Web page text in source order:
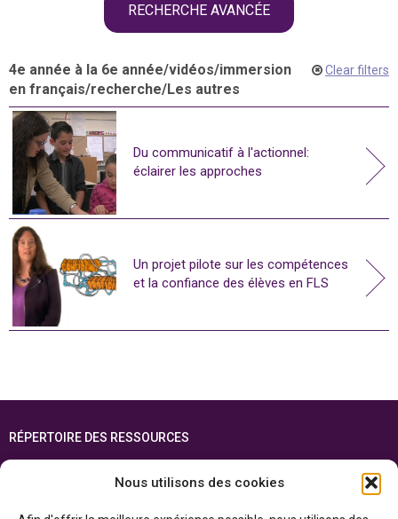
Nous utilisons des cookies
RECHERCHE AVANCÉE
4e année à la 6e année/vidéos/immersion
en français/recherche/Les autres
Clear filters
Du communicatif à l'actionnel:
éclairer les approches
Un projet pilote sur les compétences
et la confiance des élèves en FLS
RÉPERTOIRE DES RESSOURCES